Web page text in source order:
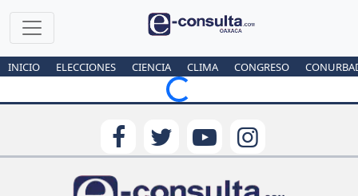
INICIO ELECCIONES CIENCIA CLIMA CONGRESO
Loading...